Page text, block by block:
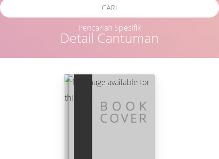
Detail Cantuman
CARI
Pencarian Spesifik